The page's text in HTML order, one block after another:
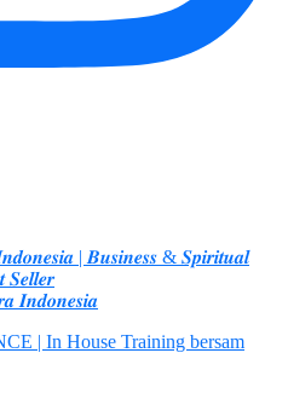
| 𝑩𝒖𝒔𝒊𝒏𝒆𝒔𝒔 & 𝑺𝒑𝒊𝒓𝒊𝒕𝒖𝒂𝒍
𝑰𝒏𝒅𝒐𝒏𝒆𝒔𝒊𝒂
| In House Training bersam